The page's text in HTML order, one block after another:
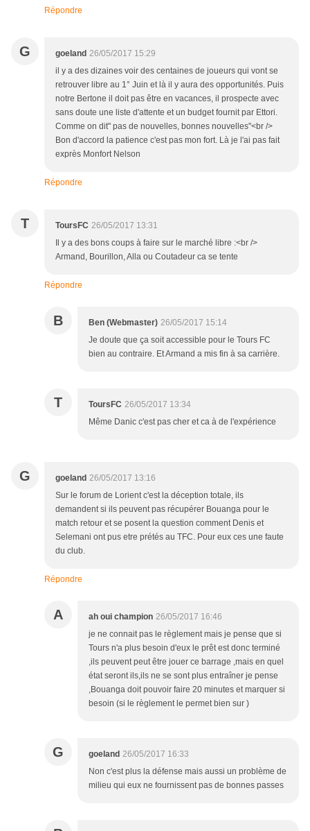
Répondre
G goeland 26/05/2017 15:29
il y a des dizaines voir des centaines de joueurs qui vont se
retrouver libre au 1° Juin et là il y aura des opportunités. Puis
notre Bertone il doit pas être en vacances, il prospecte avec
sans doute une liste d'attente et un budget fournit par Ettori.
Comme on dit" pas de nouvelles, bonnes nouvelles"<br />
Bon d'accord la patience c'est pas mon fort. Là je l'ai pas fait
exprès Monfort Nelson
Répondre
T ToursFC 26/05/2017 13:31
Il y a des bons coups à faire sur le marché libre :<br />
Armand, Bourillon, Alla ou Coutadeur ca se tente
Répondre
B Ben (Webmaster) 26/05/2017 15:14
Je doute que ça soit accessible pour le Tours FC
bien au contraire. Et Armand a mis fin à sa carrière.
T ToursFC 26/05/2017 13:34
Même Danic c'est pas cher et ca à de l'expérience
G goeland 26/05/2017 13:16
Sur le forum de Lorient c'est la déception totale, ils
demandent si ils peuvent pas récupérer Bouanga pour le
match retour et se posent la question comment Denis et
Selemani ont pus etre prétés au TFC. Pour eux ces une faute
du club.
Répondre
A ah oui champion 26/05/2017 16:46
je ne connait pas le règlement mais je pense que si
Tours n'a plus besoin d'eux le prêt est donc terminé
,ils peuvent peut être jouer ce barrage ,mais en quel
état seront ils,ils ne se sont plus entraîner je pense
,Bouanga doit pouvoir faire 20 minutes et marquer si
besoin (si le règlement le permet bien sur )
G goeland 26/05/2017 16:33
Non c'est plus la défense mais aussi un problème de
milieu qui eux ne fournissent pas de bonnes passes